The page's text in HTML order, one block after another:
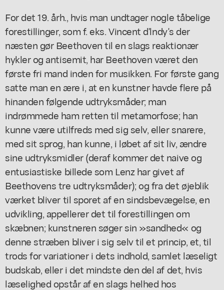
For det 19. årh., hvis man undtager nogle tåbelige
forestillinger, som f. eks. Vincent d'lndy's der
næsten gør Beethoven til en slags reaktionær
hykler og antisemit, har Beethoven været den
første fri mand inden for musikken. For første gang
satte man en ære i, at en kunstner havde flere på
hinanden følgende udtryksmåder; man
indrømmede ham retten til metamorfose; han
kunne være utilfreds med sig selv, eller snarere,
med sit sprog, han kunne, i løbet af sit liv, ændre
sine udtryksmidler (deraf kommer det naive og
entusiastiske billede som Lenz har givet af
Beethovens tre udtryksmåder); og fra det øjeblik
værket bliver til sporet af en sindsbevægelse, en
udvikling, appellerer det til forestillingen om
skæbnen; kunstneren søger sin »sandhed« og
denne stræben bliver i sig selv til et princip, et, til
trods for variationer i dets indhold, samlet læseligt
budskab, eller i det mindste den del af det, hvis
læselighed opstår af en slags helhed hos